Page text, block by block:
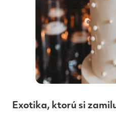
Exotika, ktorú si